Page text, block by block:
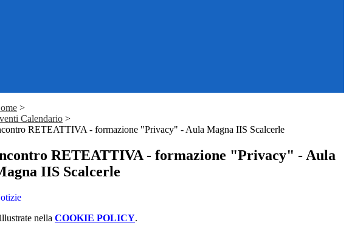
>
Calendario >
RETEATTIVA - formazione "Privacy" - Aula Magna IIS Scalcerle
RETEATTIVA - formazione "Privacy" - Aula
IIS Scalcerle
nella COOKIE POLICY.